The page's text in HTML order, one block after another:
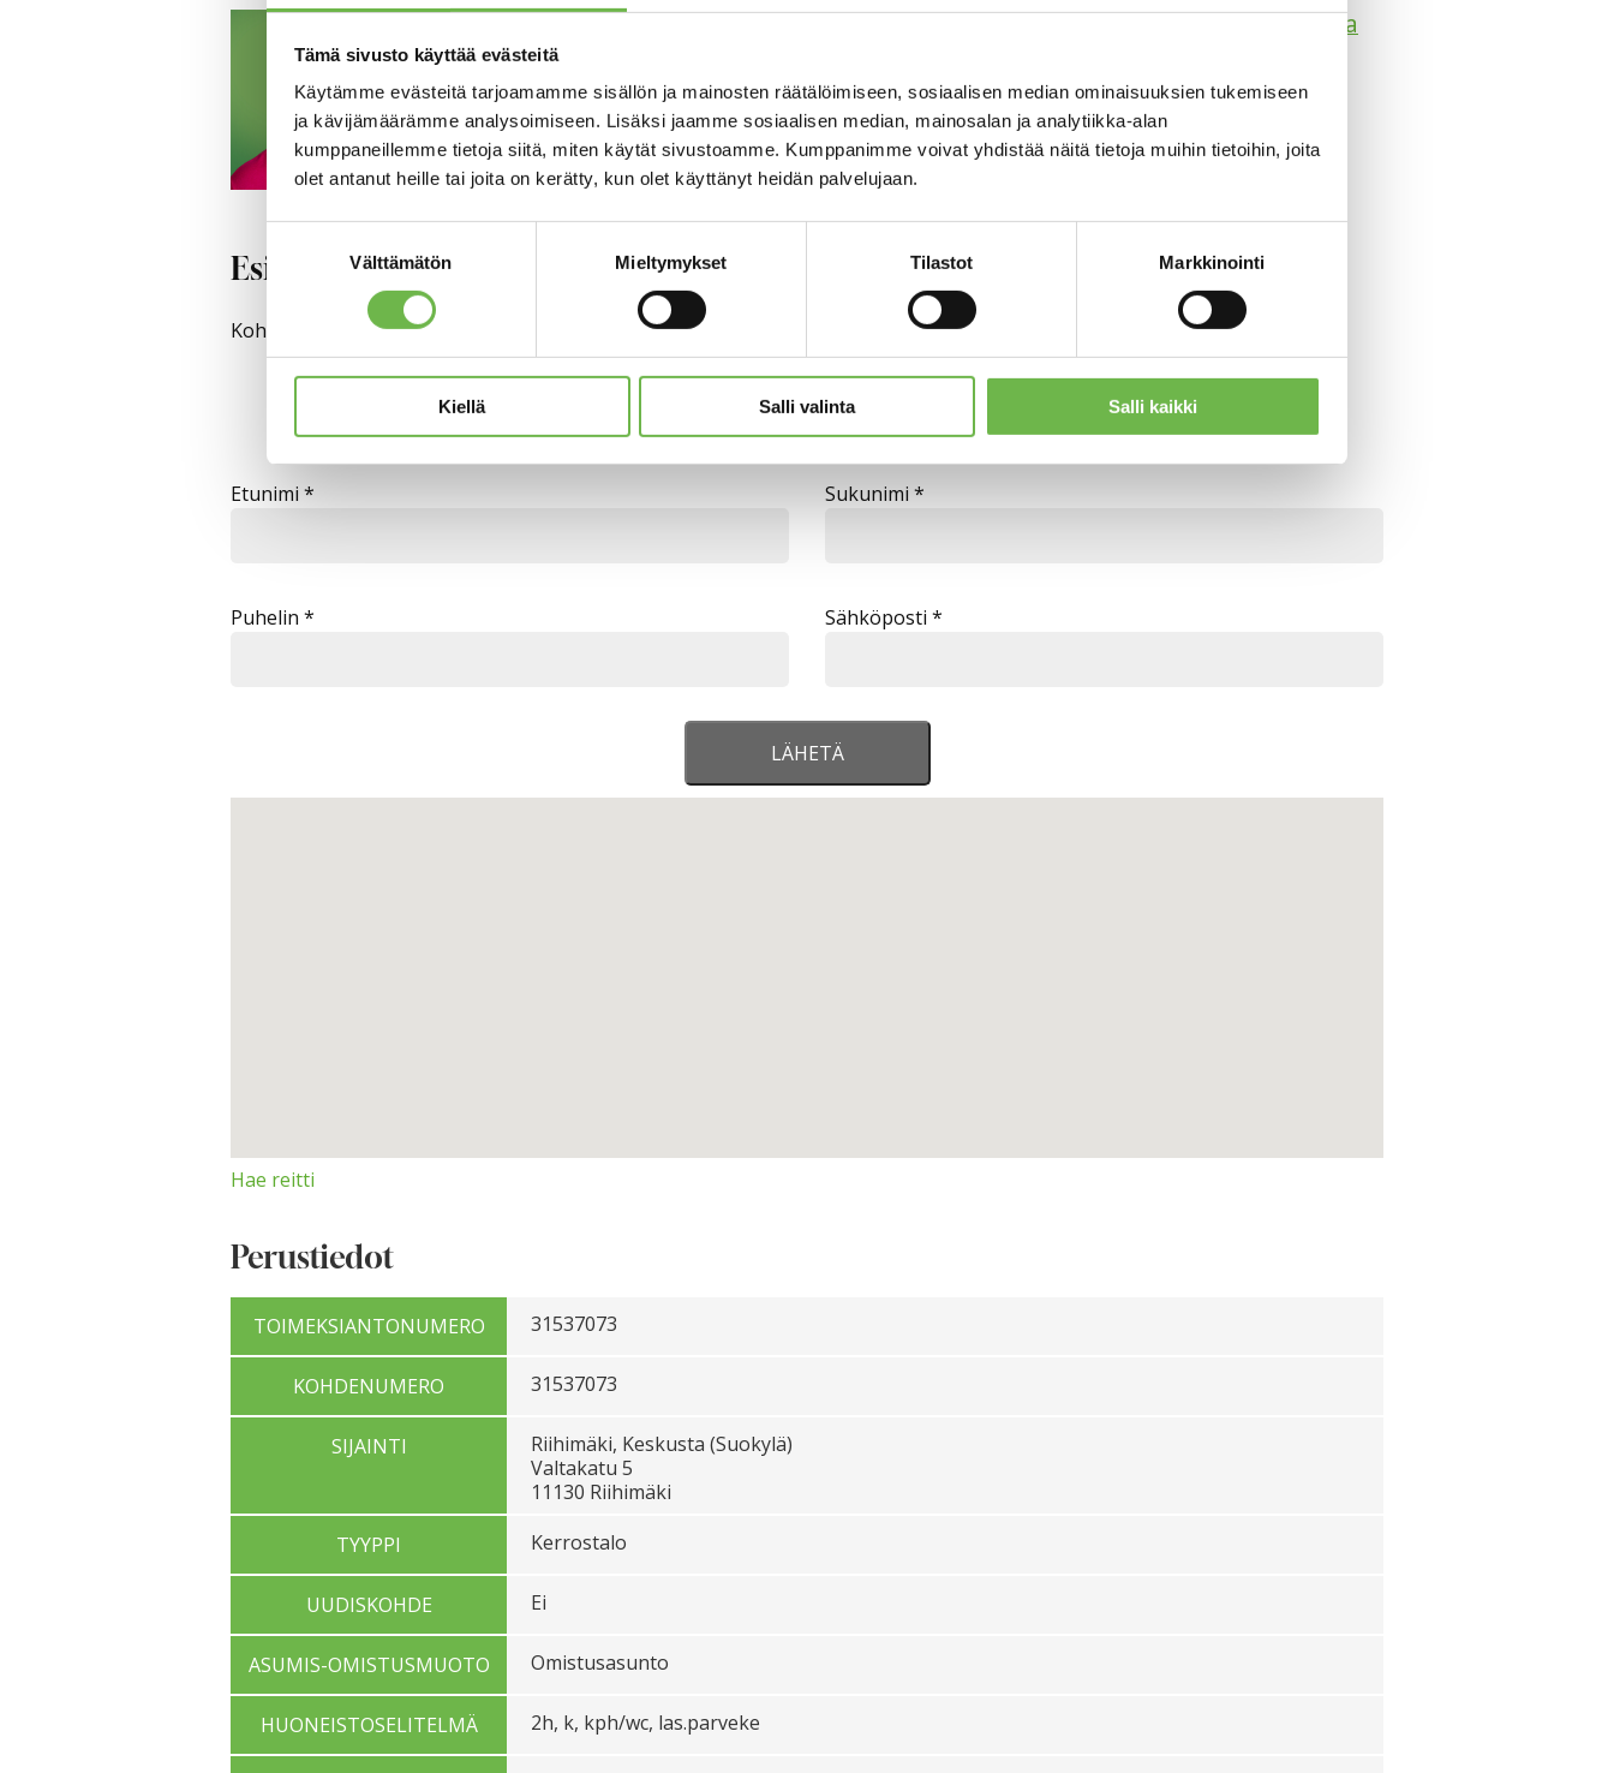
Tämä sivusto käyttää evästeitä
Käytämme evästeitä tarjoamamme sisällön ja mainosten räätälöimiseen, sosiaalisen median ominaisuuksien tukemiseen
ja kävijämäärämme analysoimiseen. Lisäksi jaamme sosiaalisen median, mainosalan ja analytiikka-alan
kumppaneillemme tietoja siitä, miten käytät sivustoamme. Kumppanimme voivat yhdistää näitä tietoja muihin tietoihin, joita
olet antanut heille tai joita on kerätty, kun olet käyttänyt heidän palvelujaan.
valinta
Välttämätön Mieltymykset Tilastot Markkinointi
Kiellä Salli valinta Salli kaikki
Marjaana Falck
Kiinteistönvälittäjä LKV, kaupanvahvistaja
marjaana.falck@aitoasunnot.fi
+358 45 261 7160
Aitoasunnot Riihimäki | Palhomaa
Y-tunnus: 1460620-6
Hämeenkatu 9 -15
11100 Riihimäki
Esittely
Kohteen seuraavaa esittelyajankohtaa ei ole tiedossa
Kiinnostuitko kohteesta? Ota yhteyttä!
Etunimi * Sukunimi *
Puhelin * Sähköposti *
Hae reitti
Perustiedot
TOIMEKSIANTONUMERO 31537073
KOHDENUMERO 31537073
SIJAINTI
Riihimäki, Keskusta (Suokylä)
Valtakatu 5
11130 Riihimäki
TYYPPI
Kerrostalo
UUDISKOHDE Ei
ASUMIS-OMISTUSMUOTO Omistusasunto
HUONEISTOSELITELMÄ 2h, k, kph/wc, las.parveke